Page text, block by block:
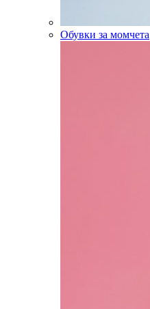
Обувки за момчета